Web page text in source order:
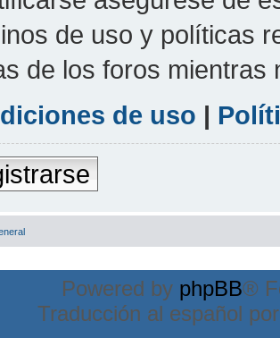
de uso y políticas
de los foros mientras
de uso |
Powered by phpBB®
Traducción al español